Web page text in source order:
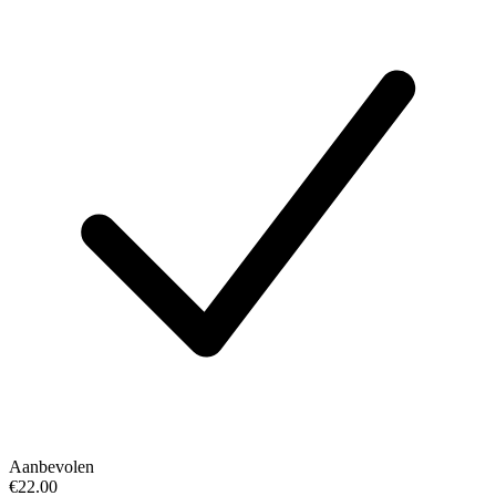
Aanbevolen
€22.00